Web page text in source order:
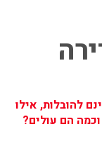
להובלות, אילו
הם עולים?